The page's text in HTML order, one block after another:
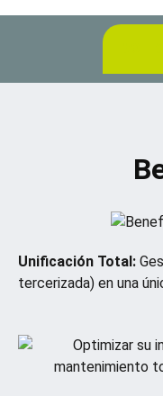
Unificación Total:
tercerizada) en una